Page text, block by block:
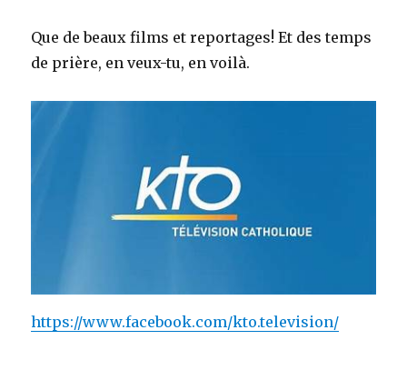
Que de beaux films et reportages! Et des temps
de prière, en veux-tu, en voilà.
https://www.facebook.com/kto.television/